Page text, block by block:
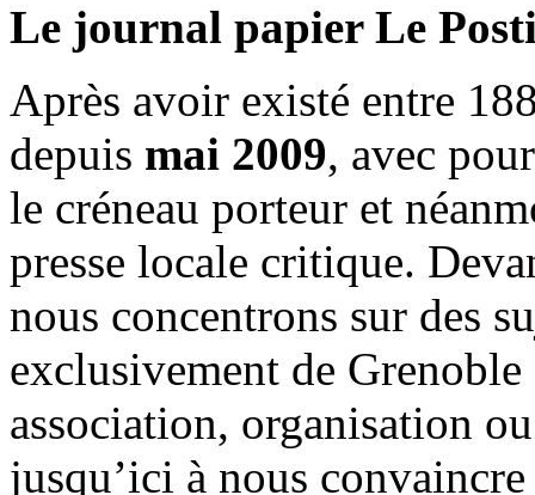
Le journal papier Le
Après avoir existé entre
depuis mai 2009, avec
le créneau porteur et
presse locale critique.
nous concentrons sur des
exclusivement de
association, organisation
jusqu’ici à nous